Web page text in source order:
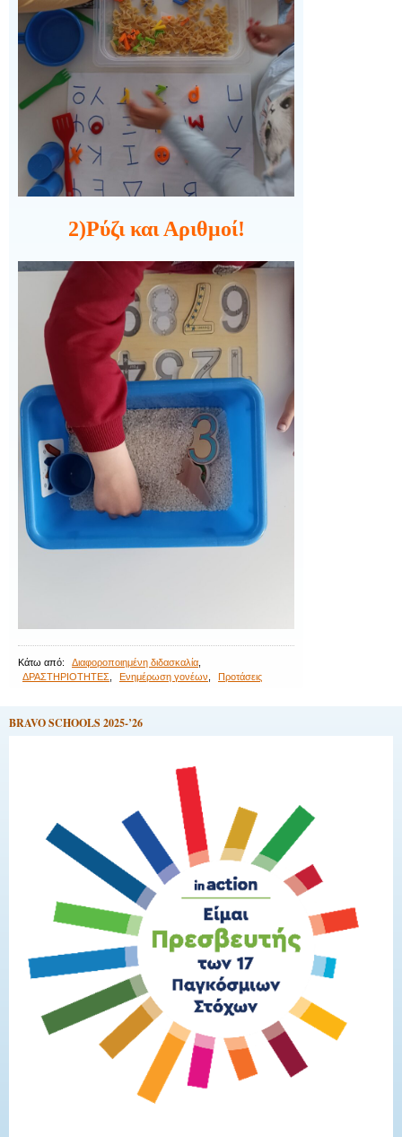
2)Ρύζι και Αριθμοί!
Κάτω από: Διαφοροποιημένη διδασκαλία
ΔΡΑΣΤΗΡΙΟΤΗΤΕΣ
Ενημέρωση γονέων Προτάσεις
BRAVO SCHOOLS 2025-’26